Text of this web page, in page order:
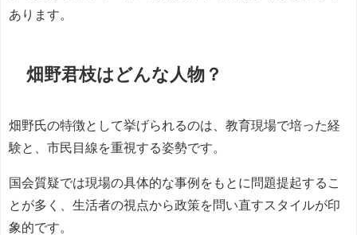
あります。
畑野君枝はどんな人物？
畑野氏の特徴として挙げられるのは、教育現場で培った経
験と、市民目線を重視する姿勢です。
国会質疑では現場の具体的な事例をもとに問題提起するこ
とが多く、生活者の視点から政策を問い直すスタイルが印
象的です。